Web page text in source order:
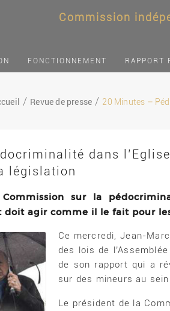
Commission
FONCTIONNEMENT RAPPORT
Revue de presse 20 Minutes –
dans
législation
sur la
doit agir comme il le fait pour
Ce mercredi, Jean-
des lois de
de son rapport qui a
sur des mineurs au
Le président de la